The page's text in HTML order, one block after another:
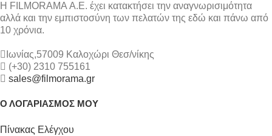
Η FILMORAMA Α.Ε. έχει κατακτήσει την αναγνωρισιμότητα
αλλά και την εμπιστοσύνη των πελατών της εδώ και πάνω από
10 χρόνια.
Ιωνίας,57009 Καλοχώρι Θεσ/νίκης
(+30) 2310 755161
sales@filmorama.gr
Ο ΛΟΓΑΡΙΑΣΜΟΣ ΜΟΥ
Πίνακας Ελέγχου